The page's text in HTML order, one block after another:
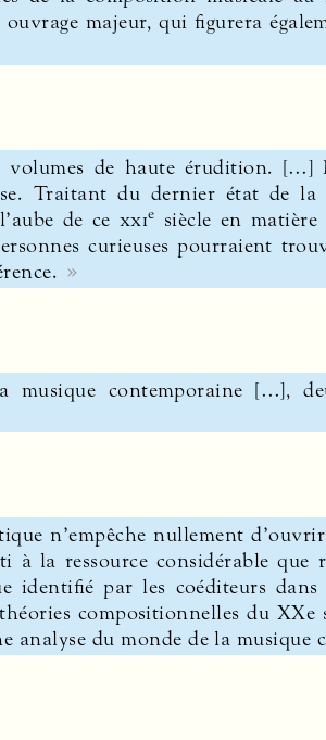
majeur, qui figurera
de haute érudition. […]
Traitant du dernier état de
de ce xxie siècle en
curieuses pourraient
musique contemporaine […],
n’empêche nullement
la ressource considérable que
identifié par les coéditeurs
compositionnelles du
analyse du monde de la musique